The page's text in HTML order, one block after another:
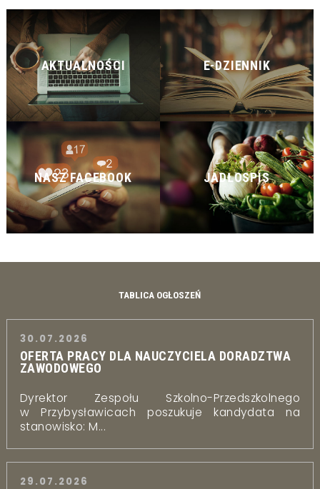
AKTUALNOŚCI E-DZIENNIK
NASZ FACEBOOK JADŁOSPIS
TABLICA OGŁOSZEŃ
30.07.2026
OFERTA PRACY DLA NAUCZYCIELA DORADZTWA
ZAWODOWEGO
Dyrektor Zespołu Szkolno-Przedszkolnego
w Przybysławicach poszukuje kandydata na
stanowisko: M...
29.07.2026